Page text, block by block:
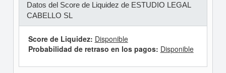
Datos del Score de Liquidez de ESTUDIO LEGAL
CABELLO SL
Score de Liquidez: Disponible
Probabilidad de retraso en los pagos: Disponible